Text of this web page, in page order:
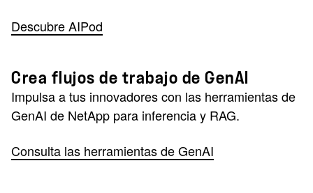
Descubre AIPod
Crea flujos de trabajo de GenAI
Impulsa a tus innovadores con las herramientas de
GenAI de NetApp para inferencia y RAG.
Consulta las herramientas de GenAI